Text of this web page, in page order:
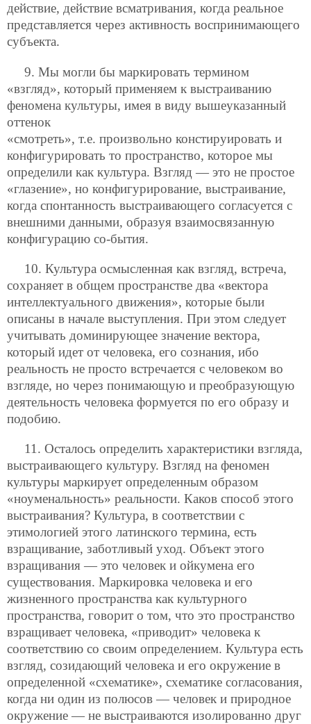
действие, действие всматривания, когда реальное
представляется через активность воспринимающего
субъекта.
9. Мы могли бы маркировать термином
«взгляд», который применяем к выстраиванию
феномена культуры, имея в виду вышеуказанный
оттенок
«смотреть», т.е. произвольно констируировать и
конфигурировать то пространство, которое мы
определили как культура. Взгляд — это не простое
«глазение», но конфигурирование, выстраивание,
когда спонтанность выстраивающего согласуется с
внешними данными, образуя взаимосвязанную
конфигурацию со-бытия.
10. Культура осмысленная как взгляд, встреча,
сохраняет в общем пространстве два «вектора
интеллектуального движения», которые были
описаны в начале выступления. При этом следует
учитывать доминирующее значение вектора,
который идет от человека, его сознания, ибо
реальность не просто встречается с человеком во
взгляде, но через понимающую и преобразующую
деятельность человека формуется по его образу и
подобию.
11. Осталось определить характеристики взгляда,
выстраивающего культуру. Взгляд на феномен
культуры маркирует определенным образом
«ноуменальность» реальности. Каков способ этого
выстраивания? Культура, в соответствии с
этимологией этого латинского термина, есть
взращивание, заботливый уход. Объект этого
взращивания — это человек и ойкумена его
существования. Маркировка человека и его
жизненного пространства как культурного
пространства, говорит о том, что это пространство
взращивает человека, «приводит» человека к
соответствию со своим определением. Культура есть
взгляд, созидающий человека и его окружение в
определенной «схематике», схематике согласования,
когда ни один из полюсов — человек и природное
окружение — не выстраиваются изолированно друг